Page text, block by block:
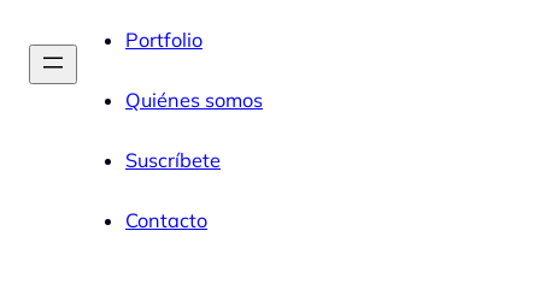
Portfolio
Quiénes somos
Suscríbete
Contacto